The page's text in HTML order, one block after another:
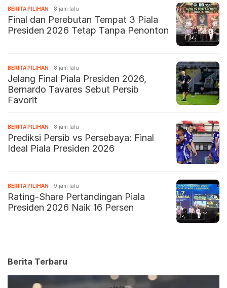
BERITA PILIHAN 8 jam lalu
Final dan Perebutan Tempat 3 Piala
Presiden 2026 Tetap Tanpa Penonton
BERITA PILIHAN 8 jam lalu
Jelang Final Piala Presiden 2026,
Bernardo Tavares Sebut Persib
Favorit
BERITA PILIHAN 8 jam lalu
Prediksi Persib vs Persebaya: Final
Ideal Piala Presiden 2026
BERITA PILIHAN 9 jam lalu
Rating-Share Pertandingan Piala
Presiden 2026 Naik 16 Persen
Berita Terbaru